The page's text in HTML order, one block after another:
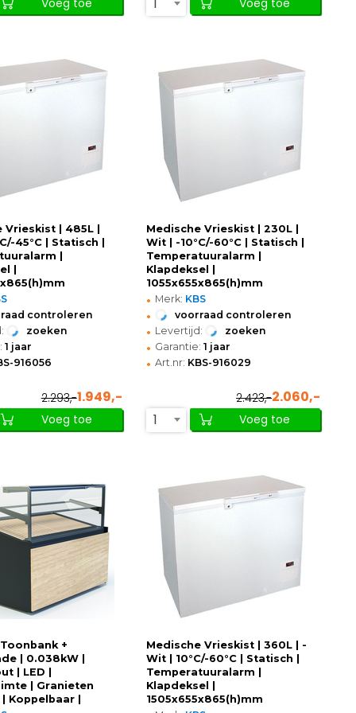
Vrieskist | 485L |
45°C | Statisch |
|
|
controleren
zoeken
1 jaar
916056
2.293,-1.949,-
Voeg toe
Medische Vrieskist | 230L |
Wit | -10°C/-60°C | Statisch |
Temperatuuralarm |
Klapdeksel |
1055x655x865(h)mm
• Merk: KBS
• voorraad controleren
• Levertijd: zoeken
• Garantie: 1 jaar
• Art.nr: KBS-916029
2.423,-2.060,-
1
Voeg toe
+
| 0.038kW |
| LED |
| Granieten
Koppelbaar |
Medische Vrieskist | 360L | -
Wit | 10°C/-60°C | Statisch |
Temperatuuralarm |
Klapdeksel |
1505x655x865(h)mm